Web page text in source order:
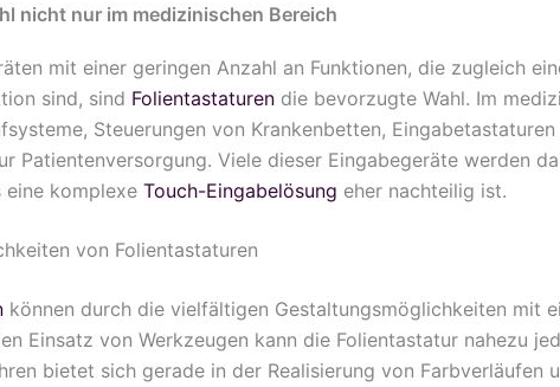
nicht nur im medizinischen Bereich
mit einer geringen Anzahl an Funktionen, die zugleich
sind, sind Folientastaturen die bevorzugte Wahl. Im
Steuerungen von Krankenbetten,
Patientenversorgung. Viele dieser Eingabegeräte werden
eine komplexeTouch-Eingabelösung eher nachteilig ist.
von Folientastaturen
können durch die vielfältigen Gestaltungsmöglichkeiten mit
Einsatz von Werkzeugen kann die Folientastatur nahezu
bietet sich gerade in der Realisierung von